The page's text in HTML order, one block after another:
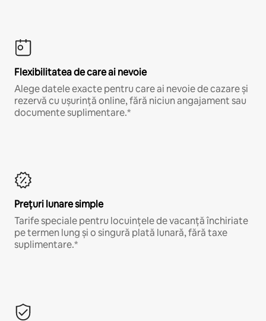
Flexibilitatea de care ai nevoie
Alege datele exacte pentru care ai nevoie de cazare și
rezervă cu ușurință online, fără niciun angajament sau
documente suplimentare.*
Prețuri lunare simple
Tarife speciale pentru locuințele de vacanță închiriate
pe termen lung și o singură plată lunară, fără taxe
suplimentare.*